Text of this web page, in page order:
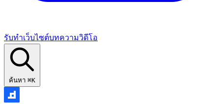
รับทำเว็บไซต์บทความวิดีโอ
ค้นหา ⌘K